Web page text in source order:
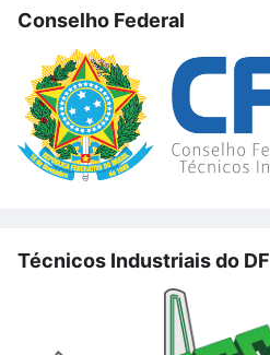
Conselho Federal
Técnicos Industriais do DF